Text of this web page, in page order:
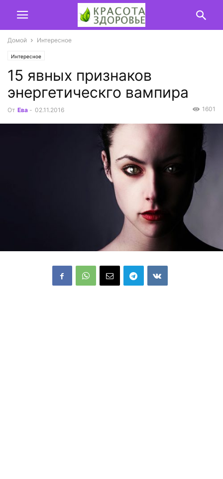
Домой Интересное
Интересное
15 явных признаков
энергетическго вампира
От Ева - 02.11.2016 1601